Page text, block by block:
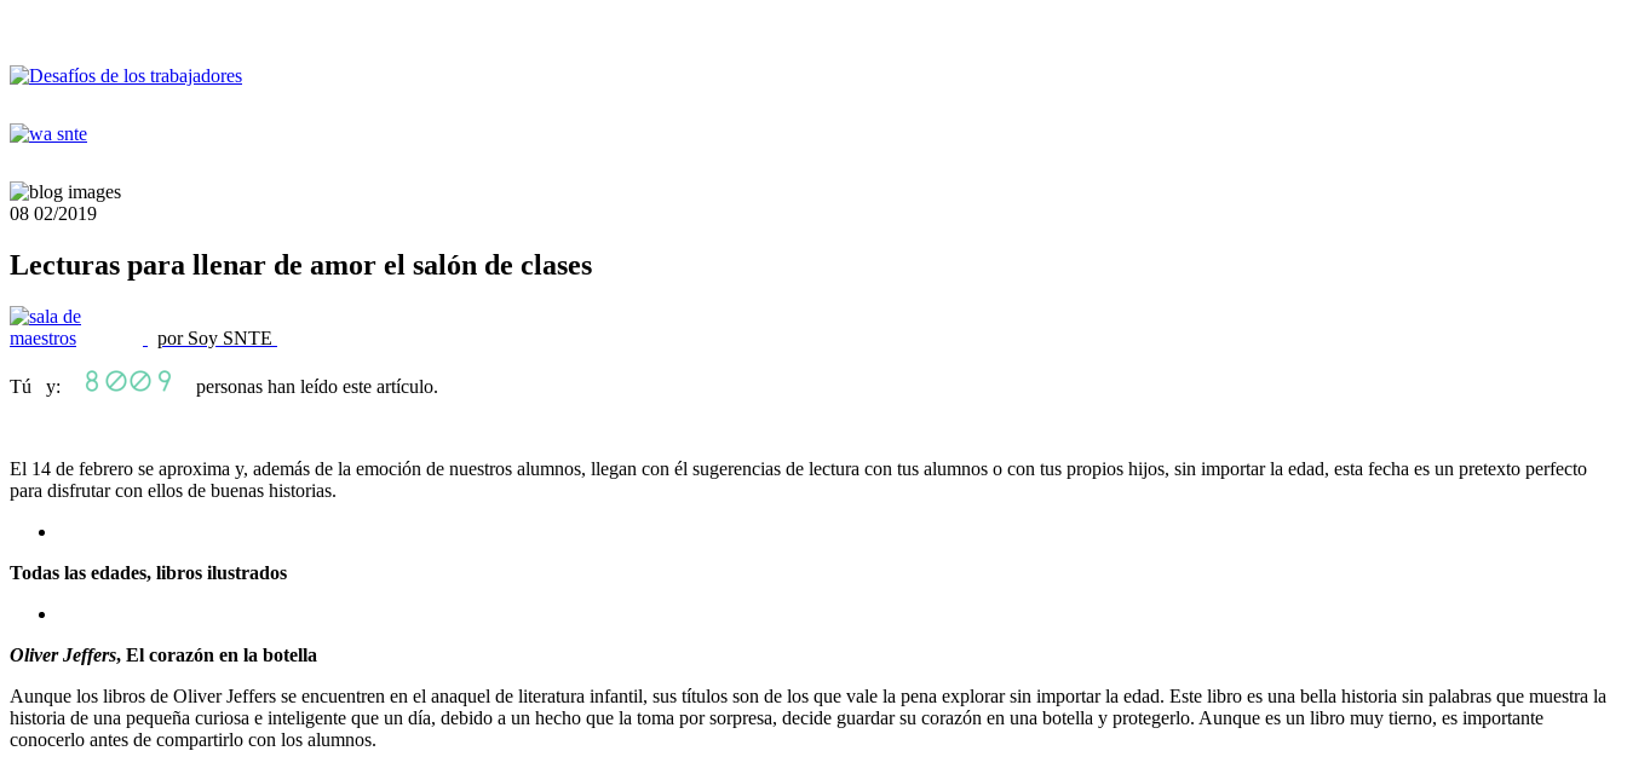
08 02/2019
Lecturas para llenar de amor el salón de clases
por Soy SNTE
Tú y: personas han leído este artículo.
El 14 de febrero se aproxima y, además de la emoción de nuestros alumnos, llegan con él sugerencias de lectura con tus alumnos o con tus propios hijos, sin importar la edad, esta fecha es un pretexto perfecto
para disfrutar con ellos de buenas historias.
Todas las edades, libros ilustrados
Oliver Jeffers, El corazón en la botella
Aunque los libros de Oliver Jeffers se encuentren en el anaquel de literatura infantil, sus títulos son de los que vale la pena explorar sin importar la edad. Este libro es una bella historia sin palabras que muestra la
historia de una pequeña curiosa e inteligente que un día, debido a un hecho que la toma por sorpresa, decide guardar su corazón en una botella y protegerlo. Aunque es un libro muy tierno, es importante
conocerlo antes de compartirlo con los alumnos.